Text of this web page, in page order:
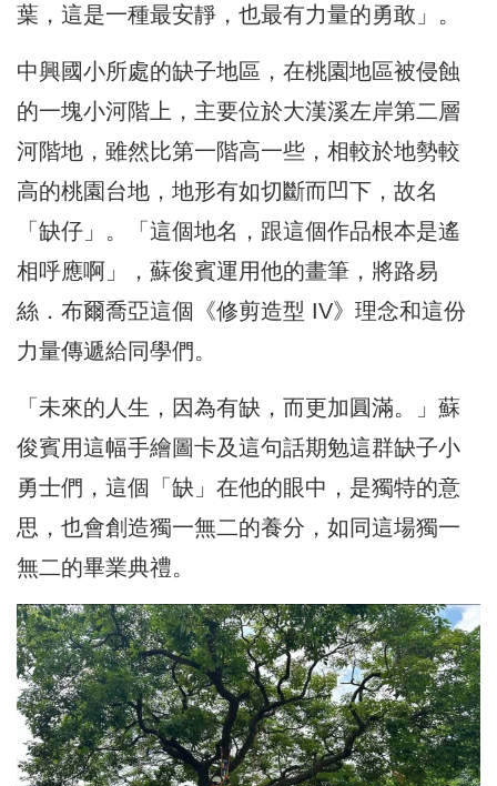
葉，這是一種最安靜，也最有力量的勇敢」。
中興國小所處的缺子地區，在桃園地區被侵蝕
的一塊小河階上，主要位於大漢溪左岸第二層
河階地，雖然比第一階高一些，相較於地勢較
高的桃園台地，地形有如切斷而凹下，故名
「缺仔」。「這個地名，跟這個作品根本是遙
相呼應啊」，蘇俊賓運用他的畫筆，將路易
絲．布爾喬亞這個《修剪造型 IV》理念和這份
力量傳遞給同學們。
「未來的人生，因為有缺，而更加圓滿。」蘇
俊賓用這幅手繪圖卡及這句話期勉這群缺子小
勇士們，這個「缺」在他的眼中，是獨特的意
思，也會創造獨一無二的養分，如同這場獨一
無二的畢業典禮。